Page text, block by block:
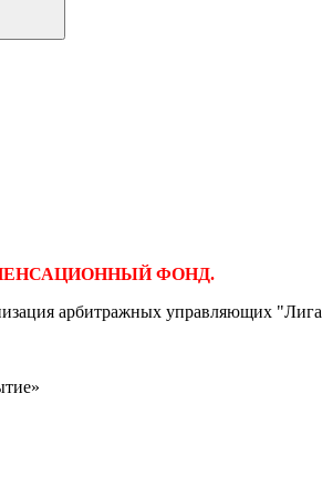
ФОНД.
арбитражных управляющих